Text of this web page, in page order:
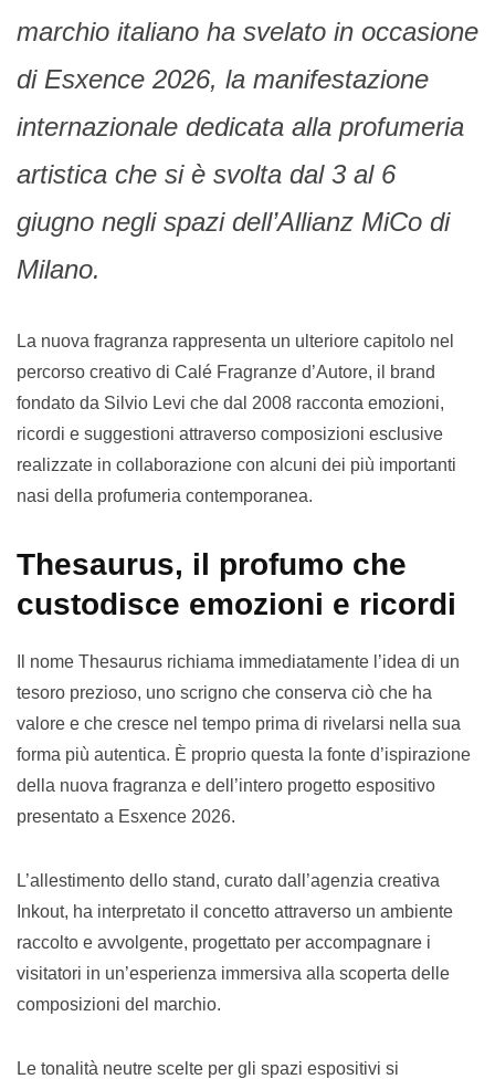
marchio italiano ha svelato in occasione
di Esxence 2026, la manifestazione
internazionale dedicata alla profumeria
artistica che si è svolta dal 3 al 6
giugno negli spazi dell’Allianz MiCo di
Milano.
La nuova fragranza rappresenta un ulteriore capitolo nel
percorso creativo di Calé Fragranze d’Autore, il brand
fondato da Silvio Levi che dal 2008 racconta emozioni,
ricordi e suggestioni attraverso composizioni esclusive
realizzate in collaborazione con alcuni dei più importanti
nasi della profumeria contemporanea.
Thesaurus, il profumo che
custodisce emozioni e ricordi
Il nome Thesaurus richiama immediatamente l’idea di un
tesoro prezioso, uno scrigno che conserva ciò che ha
valore e che cresce nel tempo prima di rivelarsi nella sua
forma più autentica. È proprio questa la fonte d’ispirazione
della nuova fragranza e dell’intero progetto espositivo
presentato a Esxence 2026.
L’allestimento dello stand, curato dall’agenzia creativa
Inkout, ha interpretato il concetto attraverso un ambiente
raccolto e avvolgente, progettato per accompagnare i
visitatori in un’esperienza immersiva alla scoperta delle
composizioni del marchio.
Le tonalità neutre scelte per gli spazi espositivi si